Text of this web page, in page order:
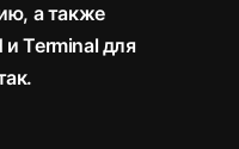
а также
Terminal для